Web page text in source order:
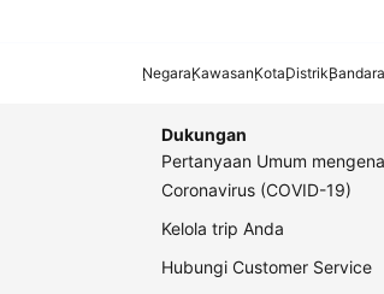
NegaraKawasanKotaDistrikBandara
Dukungan
Pertanyaan Umum
Coronavirus (COVID-19)
Kelola trip Anda
Hubungi Customer Service